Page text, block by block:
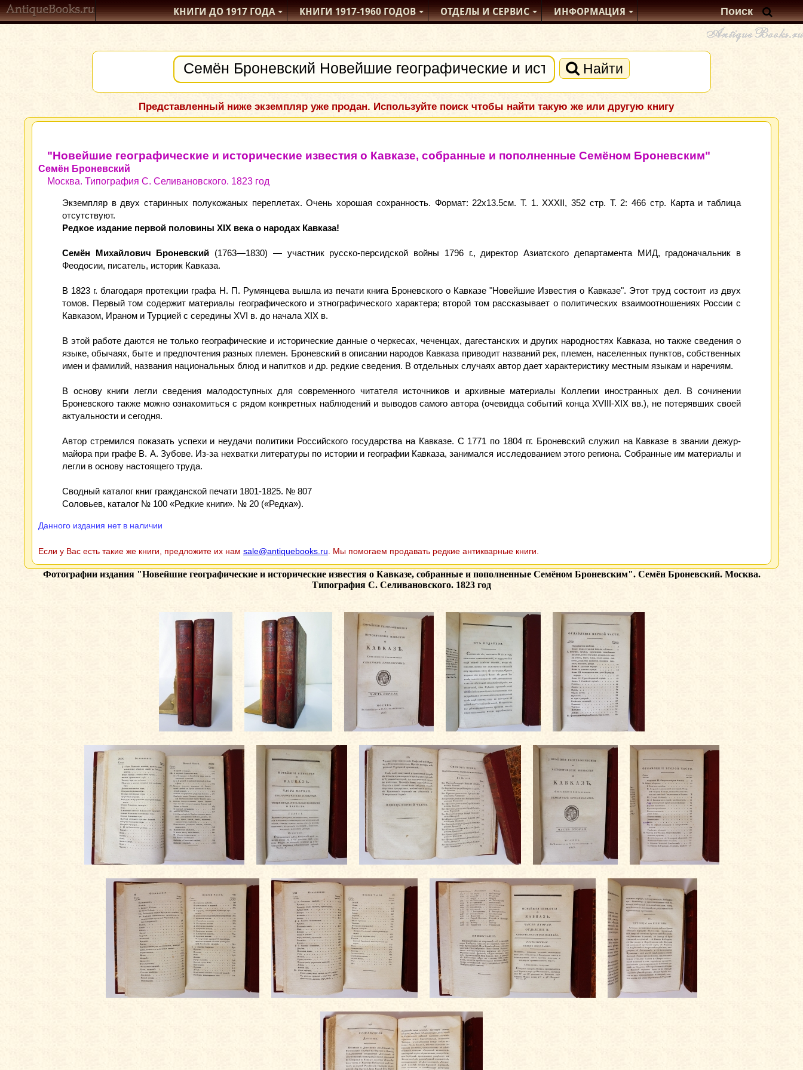
КНИГИ ДО 1917ГОДА КНИГИ1917-1960ГОДОВ ОТДЕЛЫИ СЕРВИС ИНФОРМАЦИЯ
Найти
Представленный ниже экземпляр уже продан. Используйте поиск чтобы найти такую же или другую книгу
"Новейшие географические и исторические известия о Кавказе, собранные и пополненные Семёном Броневским"
Семён Броневский
Москва. Типография С. Селивановского. 1823 год
Экземпляр в двух старинных полукожаных переплетах. Очень хорошая сохранность. Формат: 22x13.5см. Т. 1. XXXII, 352 стр. Т. 2: 466 стр. Карта и таблица
отсутствуют.
Редкое издание первой половины XIX века о народах Кавказа!
Семён Михайлович Броневский (1763—1830) — участник русско-персидской войны 1796 г., директор Азиатского департамента МИД, градоначальник в
Феодосии, писатель, историк Кавказа.
В 1823 г. благодаря протекции графа Н. П. Румянцева вышла из печати книга Броневского о Кавказе "Новейшие Известия о Кавказе". Этот труд состоит из двух
томов. Первый том содержит материалы географического и этнографического характера; второй том рассказывает о политических взаимоотношениях России с
Кавказом, Ираном и Турцией с середины XVI в. до начала XIX в.
В этой работе даются не только географические и исторические данные о черкесах, чеченцах, дагестанских и других народностях Кавказа, но также сведения о
языке, обычаях, быте и предпочтения разных племен. Броневский в описании народов Кавказа приводит названий рек, племен, населенных пунктов, собственных
имен и фамилий, названия национальных блюд и напитков и др. редкие сведения. В отдельных случаях автор дает характеристику местным языкам и наречиям.
В основу книги легли сведения малодоступных для современного читателя источников и архивные материалы Коллегии иностранных дел. В сочинении
Броневского также можно ознакомиться с рядом конкретных наблюдений и выводов самого автора (очевидца событий конца XVIII-XIX вв.), не потерявших своей
актуальности и сегодня.
Автор стремился показать успехи и неудачи политики Российского государства на Кавказе. С 1771 по 1804 гг. Броневский служил на Кавказе в звании дежур-
майора при графе В. А. Зубове. Из-за нехватки литературы по истории и географии Кавказа, занимался исследованием этого региона. Собранные им материалы и
легли в основу настоящего труда.
Сводный каталог книг гражданской печати 1801-1825. № 807
Соловьев, каталог № 100 «Редкие книги». № 20 («Редка»).
Данного издания нет в наличии
Если у Вас есть такие же книги, предложите их нам sale@antiquebooks.ru . Мы помогаем продавать редкие антикварные книги.
Фотографии издания "Новейшие географические и исторические известия о Кавказе, собранные и пополненные Семёном Броневским". Семён Броневский. Москва.
Типография С. Селивановского. 1823 год